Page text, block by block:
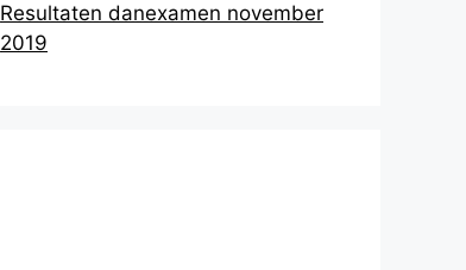
Resultaten danexamen november
2019